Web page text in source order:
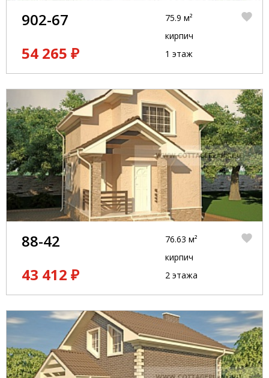
902-67
54 265 ₽
75.9 м²
кирпич
1 этаж
88-42
43 412 ₽
76.63 м²
кирпич
2 этажа